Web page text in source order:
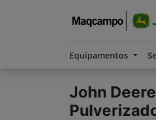
Equipamentos
John Deere